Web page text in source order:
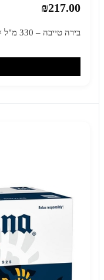
₪217.00
בירה טייבה – 330 מ"ל × 24 יחידות ( מארז )